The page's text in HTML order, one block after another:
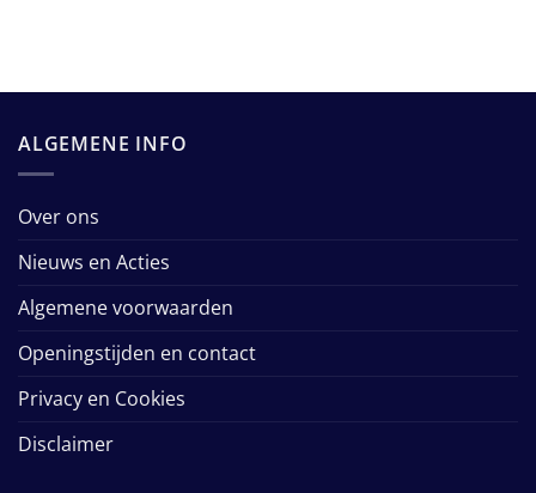
ALGEMENE INFO
Over ons
Nieuws en Acties
Algemene voorwaarden
Openingstijden en contact
Privacy en Cookies
Disclaimer